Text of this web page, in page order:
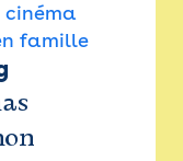
cinéma
famille